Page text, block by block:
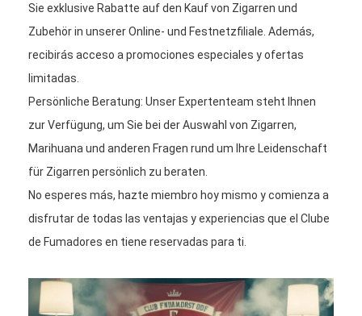
Sie exklusive Rabatte auf den Kauf von Zigarren und
Zubehör in unserer Online- und Festnetzfiliale. Además,
recibirás acceso a promociones especiales y ofertas
limitadas.
Persönliche Beratung: Unser Expertenteam steht Ihnen
zur Verfügung, um Sie bei der Auswahl von Zigarren,
Marihuana und anderen Fragen rund um Ihre Leidenschaft
für Zigarren persönlich zu beraten.
No esperes más, hazte miembro hoy mismo y comienza a
disfrutar de todas las ventajas y experiencias que el Clube
de Fumadores en tiene reservadas para ti.